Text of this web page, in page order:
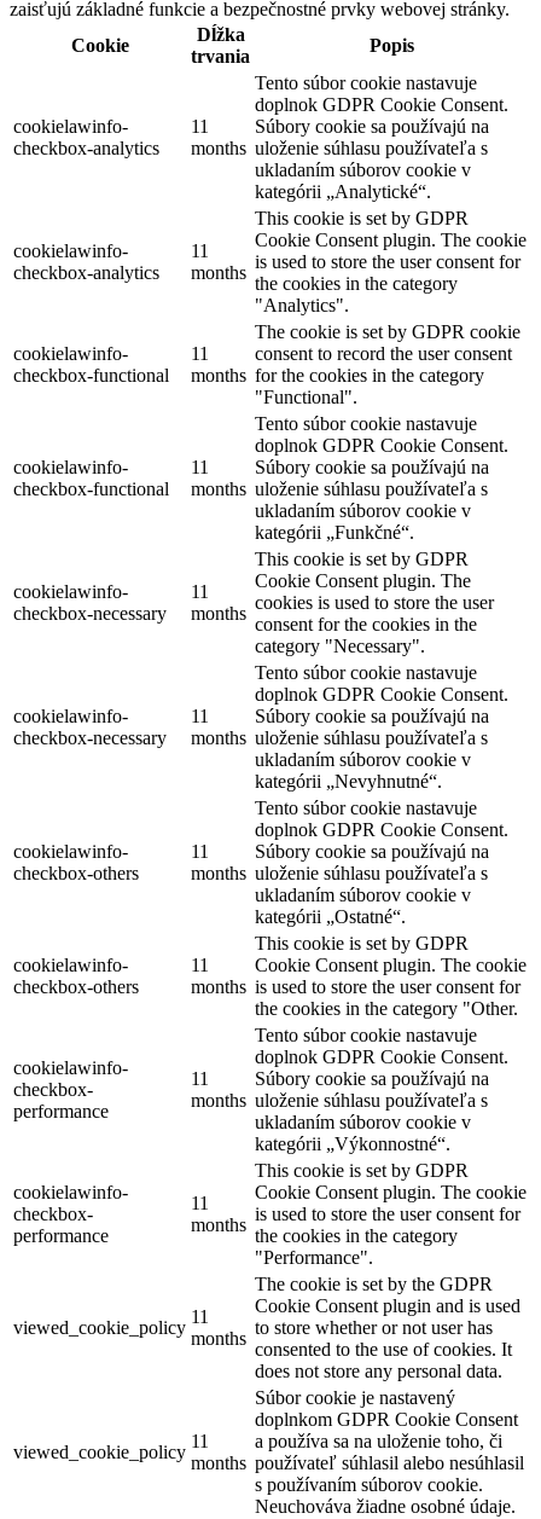
zaisťujú základné funkcie a bezpečnostné prvky webovej stránky.
Cookie
Dĺžka
trvania
Popis
cookielawinfo-
checkbox-analytics
11
months
Tento súbor cookie nastavuje
doplnok GDPR Cookie Consent.
Súbory cookie sa používajú na
uloženie súhlasu používateľa s
ukladaním súborov cookie v
kategórii „Analytické“.
cookielawinfo-
checkbox-analytics
11
months
This cookie is set by GDPR
Cookie Consent plugin. The cookie
is used to store the user consent for
the cookies in the category
"Analytics".
cookielawinfo-
checkbox-functional
11
months
The cookie is set by GDPR cookie
consent to record the user consent
for the cookies in the category
"Functional".
cookielawinfo-
checkbox-functional
11
months
Tento súbor cookie nastavuje
doplnok GDPR Cookie Consent.
Súbory cookie sa používajú na
uloženie súhlasu používateľa s
ukladaním súborov cookie v
kategórii „Funkčné“.
cookielawinfo-
checkbox-necessary
11
months
This cookie is set by GDPR
Cookie Consent plugin. The
cookies is used to store the user
consent for the cookies in the
category "Necessary".
cookielawinfo-
checkbox-necessary
11
months
Tento súbor cookie nastavuje
doplnok GDPR Cookie Consent.
Súbory cookie sa používajú na
uloženie súhlasu používateľa s
ukladaním súborov cookie v
kategórii „Nevyhnutné“.
cookielawinfo-
checkbox-others
11
months
Tento súbor cookie nastavuje
doplnok GDPR Cookie Consent.
Súbory cookie sa používajú na
uloženie súhlasu používateľa s
ukladaním súborov cookie v
kategórii „Ostatné“.
cookielawinfo-
checkbox-others
11
months
This cookie is set by GDPR
Cookie Consent plugin. The cookie
is used to store the user consent for
the cookies in the category "Other.
cookielawinfo-
checkbox-
performance
11
months
Tento súbor cookie nastavuje
doplnok GDPR Cookie Consent.
Súbory cookie sa používajú na
uloženie súhlasu používateľa s
ukladaním súborov cookie v
kategórii „Výkonnostné“.
cookielawinfo-
checkbox-
performance
11
months
This cookie is set by GDPR
Cookie Consent plugin. The cookie
is used to store the user consent for
the cookies in the category
"Performance".
viewed_cookie_policy
11
months
The cookie is set by the GDPR
Cookie Consent plugin and is used
to store whether or not user has
consented to the use of cookies. It
does not store any personal data.
viewed_cookie_policy
11
months
Súbor cookie je nastavený
doplnkom GDPR Cookie Consent
a používa sa na uloženie toho, či
používateľ súhlasil alebo nesúhlasil
s používaním súborov cookie.
Neuchováva žiadne osobné údaje.